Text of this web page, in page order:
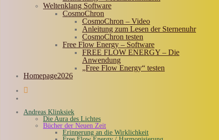
Weltenklang Software
CosmoChron
CosmoChron – Video
Anleitung zum Lesen der Sternenuhr
CosmoChron testen
Free Flow Energy – Software
FREE FLOW ENERGY – Die
Anwendung
„Free Flow Energy“ testen
Homepage2026
Andreas Klinksiek
Die Aura des Lichtes
Bücher der Neuen Zeit
Erinnerung an die Wirklichkeit